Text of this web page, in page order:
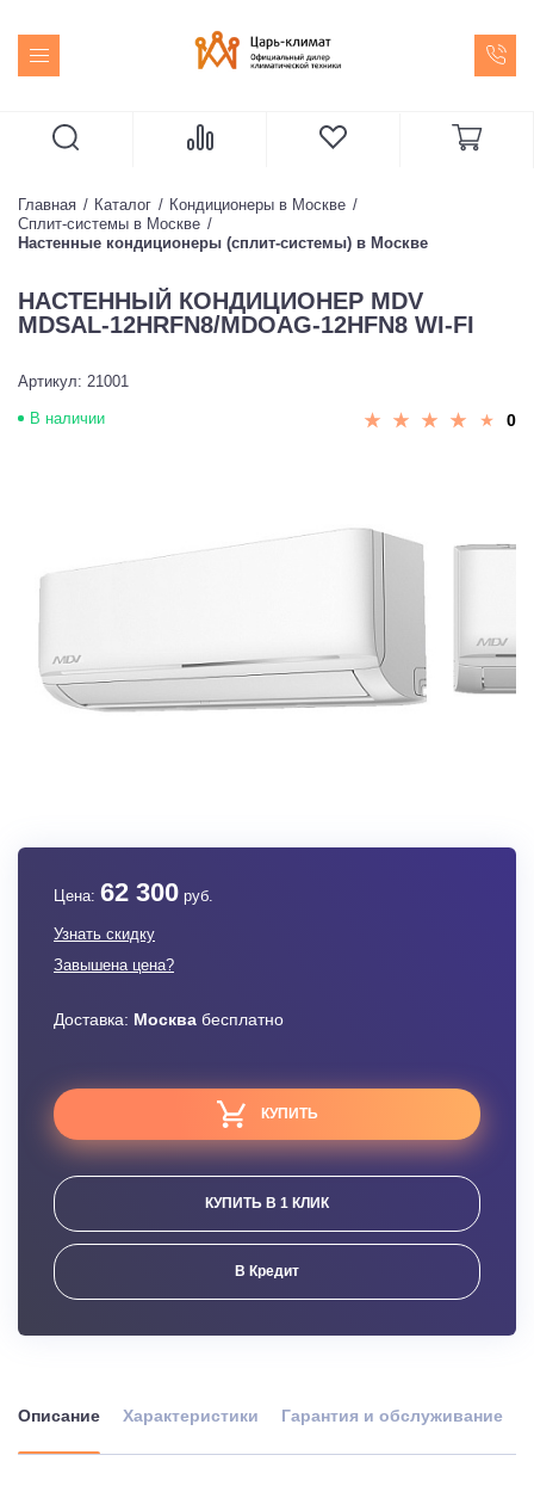
Главная Каталог
Кондиционеры в Москве
Сплит-системы в Москве
Настенные кондиционеры (сплит-системы) в Москве
НАСТЕННЫЙ КОНДИЦИОНЕР MDV
MDSAL-12HRFN8/MDOAG-12HFN8 WI-FI
Артикул: 21001
В наличии 0
Цена: 62 300 руб.
Узнать скидку
Завышена цена?
Доставка: Москва бесплатно
КУПИТЬ
КУПИТЬ В 1 КЛИК
В Кредит
Описание Характеристики Гарантия и обслуживание